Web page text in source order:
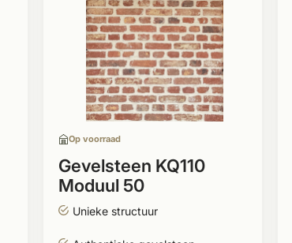
Op voorraad
Gevelsteen KQ110
Moduul 50
Unieke structuur